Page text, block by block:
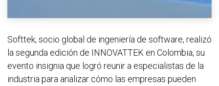
Softtek, socio global de ingeniería de software, realizó
la segunda edición de INNOVATTEK en Colombia, su
evento insignia que logró reunir a especialistas de la
industria para analizar cómo las empresas pueden